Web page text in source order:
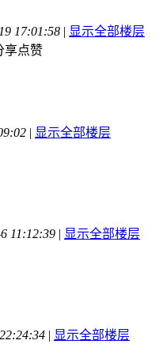
17:01:58 | 显示全部楼层
享点赞
| 显示全部楼层
11:12:39 | 显示全部楼层
| 显示全部楼层